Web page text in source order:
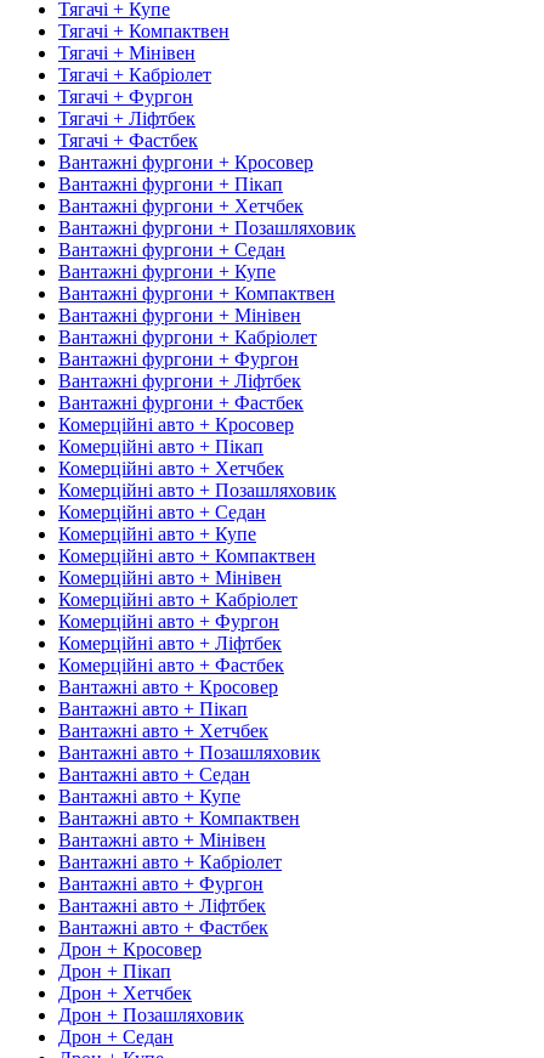
Тягачі + Купе
Тягачі + Компактвен
Тягачі + Мінівен
Тягачі + Кабріолет
Тягачі + Фургон
Тягачі + Ліфтбек
Тягачі + Фастбек
Вантажні фургони + Кросовер
Вантажні фургони + Пікап
Вантажні фургони + Хетчбек
Вантажні фургони + Позашляховик
Вантажні фургони + Седан
Вантажні фургони + Купе
Вантажні фургони + Компактвен
Вантажні фургони + Мінівен
Вантажні фургони + Кабріолет
Вантажні фургони + Фургон
Вантажні фургони + Ліфтбек
Вантажні фургони + Фастбек
Комерційні авто + Кросовер
Комерційні авто + Пікап
Комерційні авто + Хетчбек
Комерційні авто + Позашляховик
Комерційні авто + Седан
Комерційні авто + Купе
Комерційні авто + Компактвен
Комерційні авто + Мінівен
Комерційні авто + Кабріолет
Комерційні авто + Фургон
Комерційні авто + Ліфтбек
Комерційні авто + Фастбек
Вантажні авто + Кросовер
Вантажні авто + Пікап
Вантажні авто + Хетчбек
Вантажні авто + Позашляховик
Вантажні авто + Седан
Вантажні авто + Купе
Вантажні авто + Компактвен
Вантажні авто + Мінівен
Вантажні авто + Кабріолет
Вантажні авто + Фургон
Вантажні авто + Ліфтбек
Вантажні авто + Фастбек
Дрон + Кросовер
Дрон + Пікап
Дрон + Хетчбек
Дрон + Позашляховик
Дрон + Седан